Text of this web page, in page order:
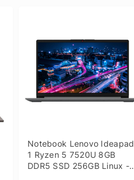
Notebook Lenovo Ideapad
1 Ryzen 5 7520U 8GB
DDR5 SSD 256GB Linux -